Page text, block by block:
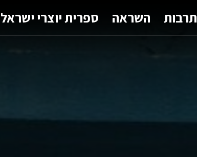
תרבות השראה ספרית יוצרי ישראל